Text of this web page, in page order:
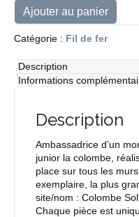
petite
colombe
Solh
Ajouter au panier
Catégorie : Fil de fer
Description
Informations
Description
Ambassadrice d’un
junior la colombe,
place sur tous les
exemplaire, la plus
site/nom : Colombe
Chaque pièce est